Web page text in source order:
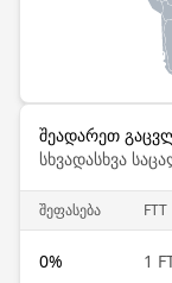
შეადარეთ
სხვადასხვა
შეფასება FTT
0% 1